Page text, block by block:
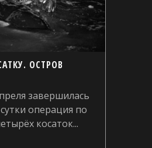
ОСТРОВ
завершилась
операция по
косаток...